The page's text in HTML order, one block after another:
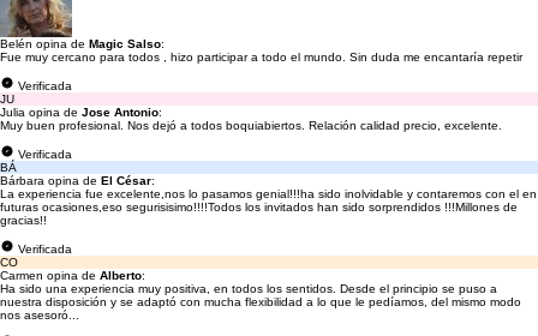
Belén opina de Magic Salso:
Fue muy cercano para todos , hizo participar a todo el mundo. Sin duda me encantaría repetir
Verificada
JU
Julia opina de Jose Antonio:
Muy buen profesional. Nos dejó a todos boquiabiertos. Relación calidad precio, excelente.
Verificada
BÁ
Bárbara opina de El César:
La experiencia fue excelente,nos lo pasamos genial!!!ha sido inolvidable y contaremos con el en
futuras ocasiones,eso segurisisimo!!!!Todos los invitados han sido sorprendidos !!!Millones de
gracias!!
Verificada
CO
Carmen opina de Alberto:
Ha sido una experiencia muy positiva, en todos los sentidos. Desde el principio se puso a
nuestra disposición y se adaptó con mucha flexibilidad a lo que le pedíamos, del mismo modo
nos asesoró...